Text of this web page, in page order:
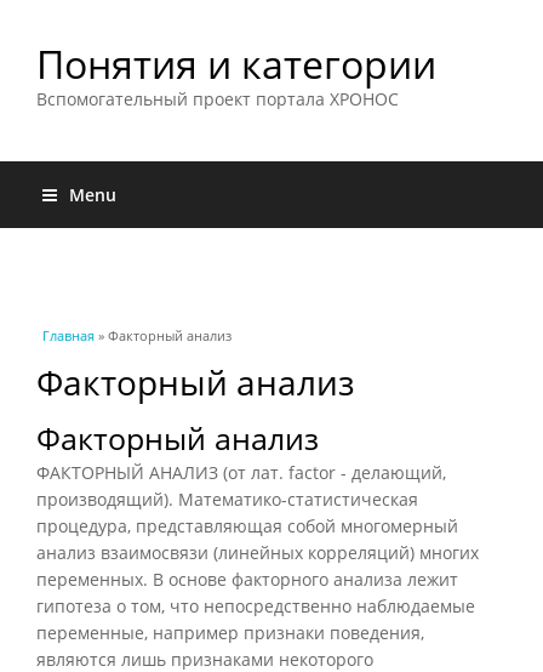
Понятия и категории
Вспомогательный проект портала ХРОНОС
Menu
Вы здесь
Главная » Факторный анализ
Факторный анализ
Факторный анализ
ФАКТОРНЫЙ АНАЛИЗ (от лат. factor - делающий,
производящий). Математико-статистическая
процедура, представляющая собой многомерный
анализ взаимосвязи (линейных корреляций) многих
переменных. В основе факторного анализа лежит
гипотеза о том, что непосредственно наблюдаемые
переменные, например признаки поведения,
являются лишь признаками некоторого